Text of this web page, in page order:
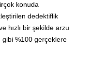
konuda
dedektiflik
hızlı bir şekilde arzu
gibi %100 gerçeklere